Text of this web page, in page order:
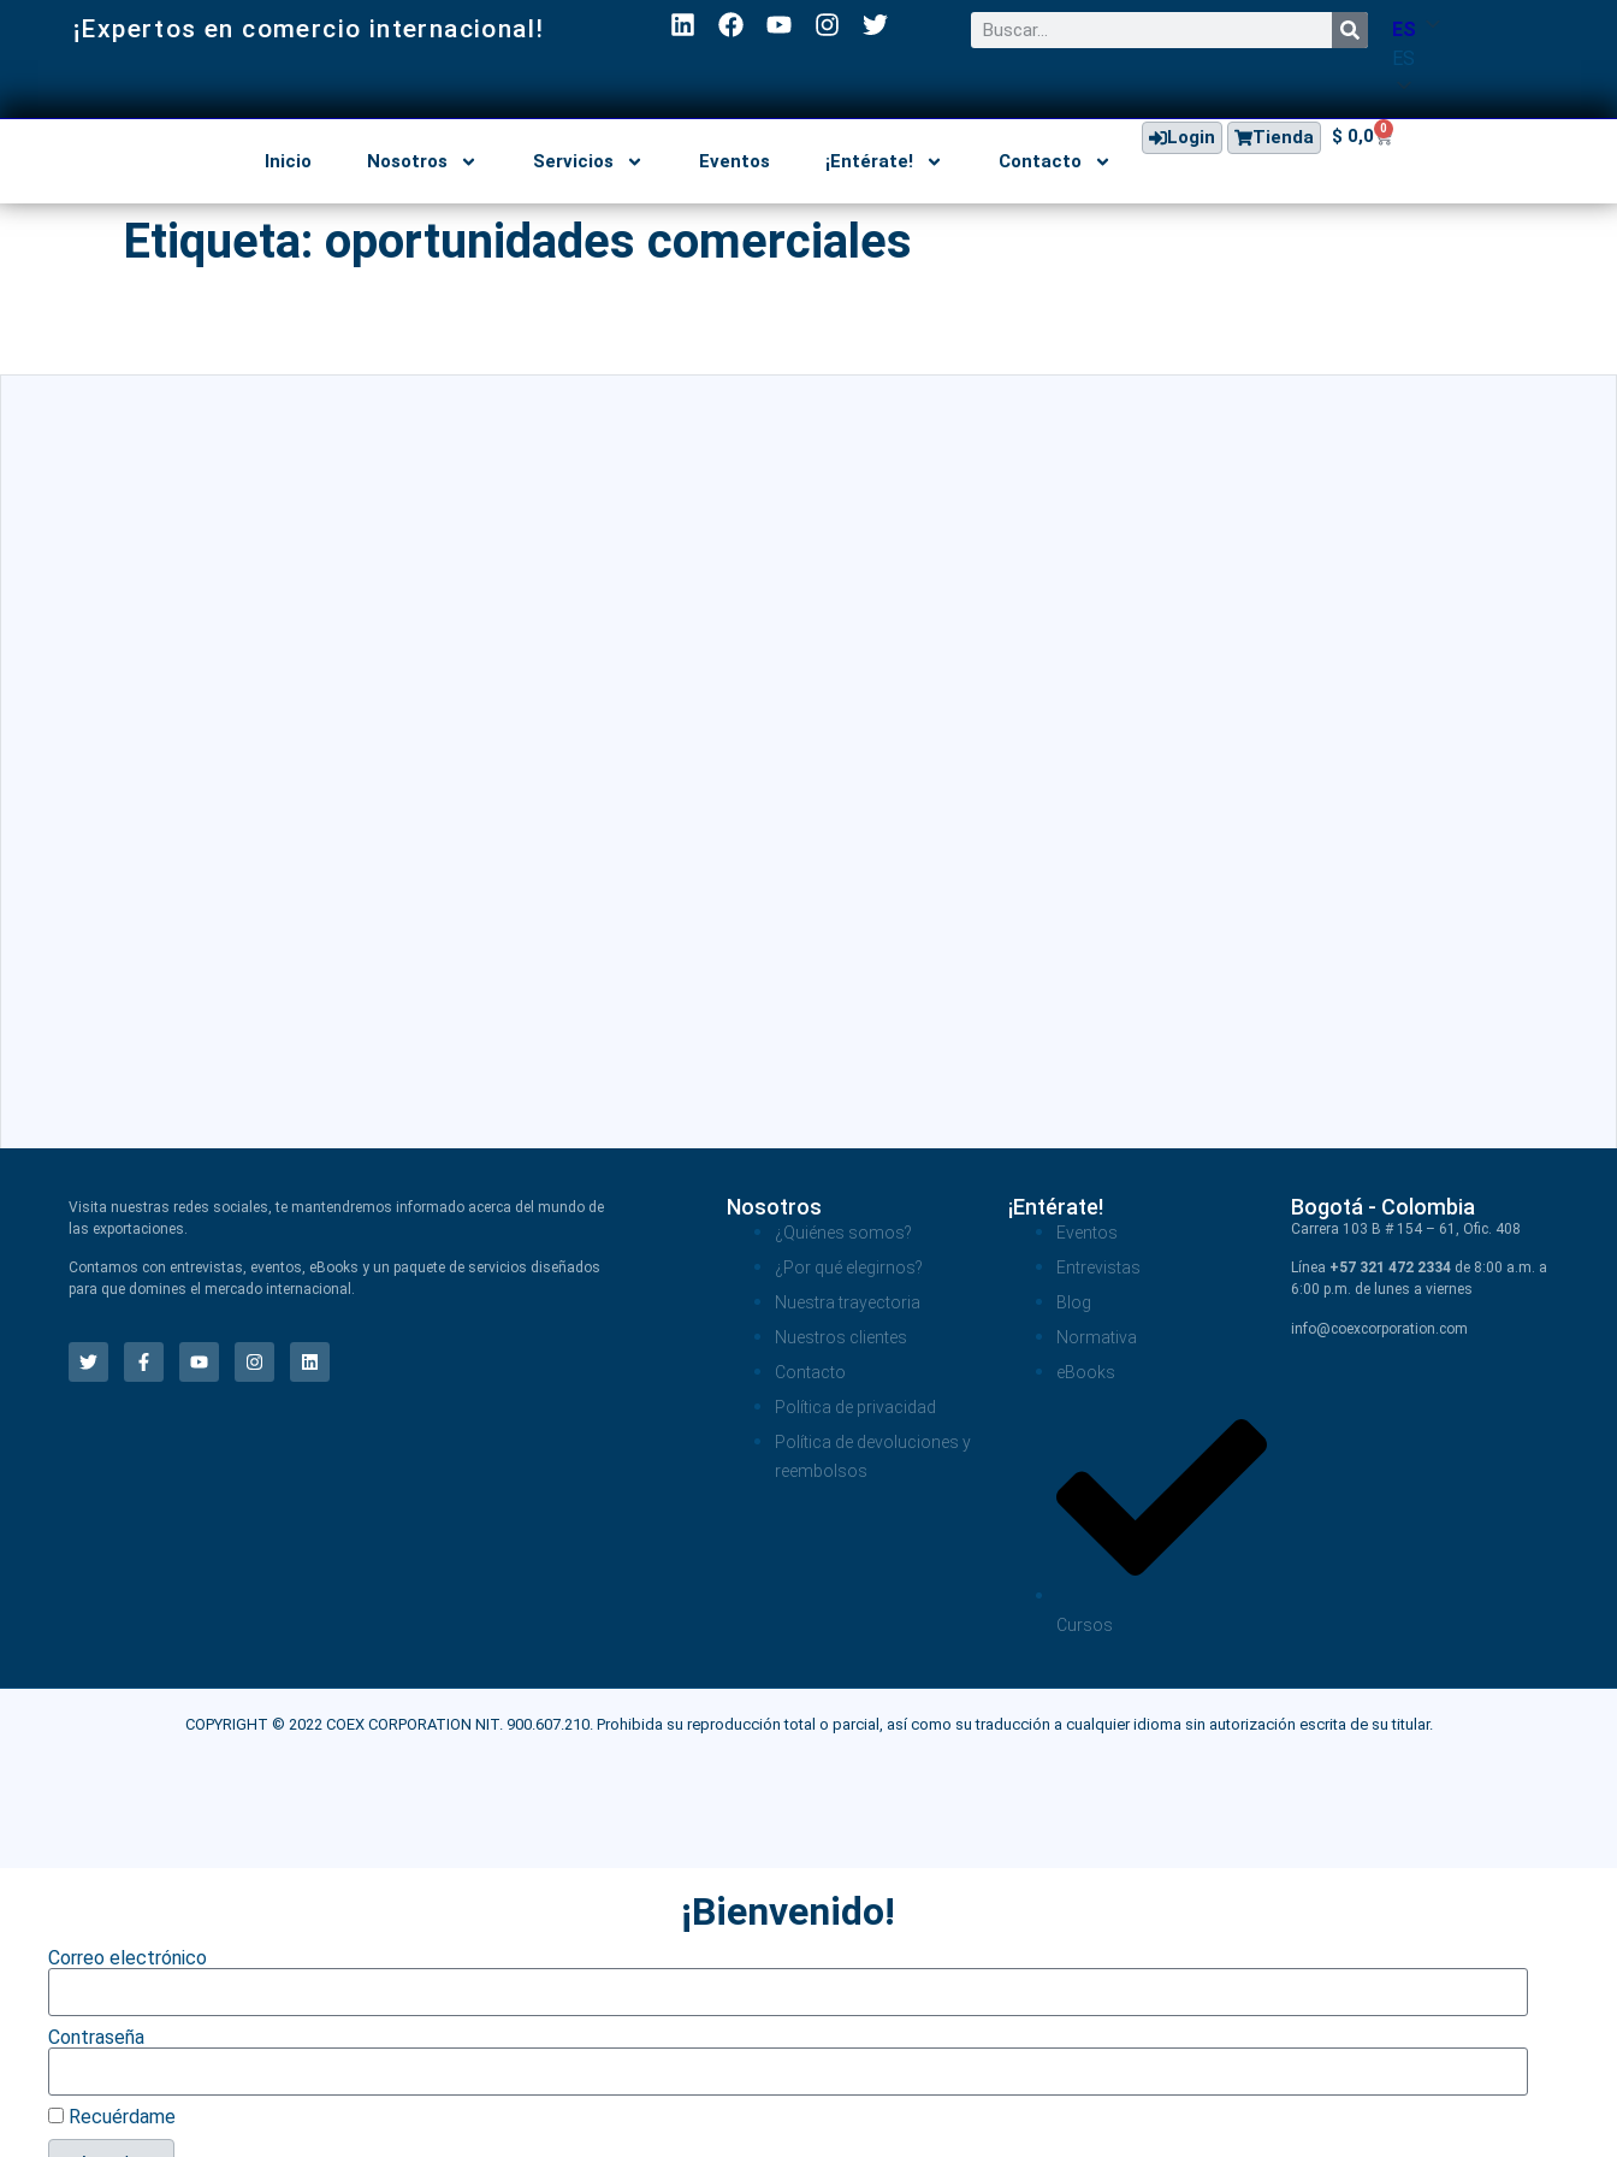
¡Expertos en comercio internacional!
ES
ES
Inicio Nosotros Servicios Eventos ¡Entérate! Contacto
Login Tienda $ 0,0 0
Etiqueta: oportunidades comerciales
Visita nuestras redes sociales, te mantendremos informado acerca del mundo de
las exportaciones.
Contamos con entrevistas, eventos, eBooks y un paquete de servicios diseñados
para que domines el mercado internacional.
Nosotros
¿Quiénes somos?
¿Por qué elegirnos?
Nuestra trayectoria
Nuestros clientes
Contacto
Política de privacidad
Política de devoluciones y
reembolsos
¡Entérate!
Eventos
Entrevistas
Blog
Normativa
eBooks
Cursos
Bogotá - Colombia
Carrera 103 B # 154 – 61, Ofic. 408
Línea +57 321 472 2334 de 8:00 a.m. a
6:00 p.m. de lunes a viernes
info@coexcorporation.com
COPYRIGHT © 2022 COEX CORPORATION NIT. 900.607.210. Prohibida su reproducción total o parcial, así como su traducción a cualquier idioma sin autorización escrita de su titular.
¡Bienvenido!
Correo electrónico
Contraseña
Recuérdame